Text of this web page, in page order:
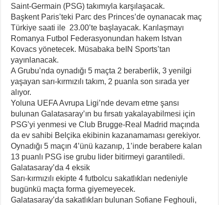
Saint-Germain (PSG) takımıyla karşılaşacak.
Başkent Paris’teki Parc des Princes’de oynanacak maç
Türkiye saati ile 23.00’te başlayacak. Karılaşmayı
Romanya Futbol Federasyonundan hakem Istvan
Kovacs yönetecek. Müsabaka beIN Sports’tan
yayınlanacak.
A Grubu’nda oynadığı 5 maçta 2 beraberlik, 3 yenilgi
yaşayan sarı-kırmızılı takım, 2 puanla son sırada yer
alıyor.
Yoluna UEFA Avrupa Ligi’nde devam etme şansı
bulunan Galatasaray’ın bu fırsatı yakalayabilmesi için
PSG’yi yenmesi ve Club Brugge-Real Madrid maçında
da ev sahibi Belçika ekibinin kazanamaması gerekiyor.
Oynadığı 5 maçın 4’ünü kazanıp, 1’inde berabere kalan
13 puanlı PSG ise grubu lider bitirmeyi garantiledi.
Galatasaray’da 4 eksik
Sarı-kırmızılı ekipte 4 futbolcu sakatlıkları nedeniyle
bugünkü maçta forma giyemeyecek.
Galatasaray’da sakatlıkları bulunan Sofiane Feghouli,